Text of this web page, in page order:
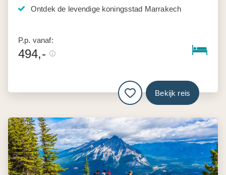
Ontdek de levendige koningsstad Marrakech
P.p. vanaf:
494,-
Bekijk reis